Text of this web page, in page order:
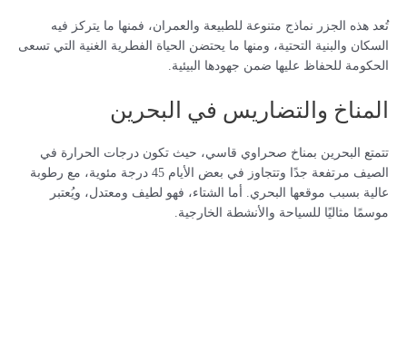
تُعد هذه الجزر نماذج متنوعة للطبيعة والعمران، فمنها ما يتركز فيه
السكان والبنية التحتية، ومنها ما يحتضن الحياة الفطرية الغنية التي تسعى
الحكومة للحفاظ عليها ضمن جهودها البيئية.
المناخ والتضاريس في البحرين
تتمتع البحرين بمناخ صحراوي قاسي، حيث تكون درجات الحرارة في
الصيف مرتفعة جدًا وتتجاوز في بعض الأيام 45 درجة مئوية، مع رطوبة
عالية بسبب موقعها البحري. أما الشتاء، فهو لطيف ومعتدل، ويُعتبر
موسمًا مثاليًا للسياحة والأنشطة الخارجية.